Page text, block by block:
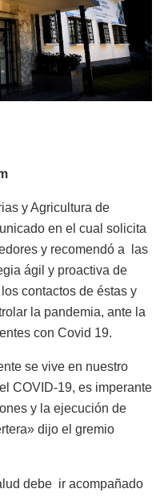
y Agricultura de
en el cual solicita
y recomendó a las
ágil y proactiva de
contactos de éstas y
la pandemia, ante la
con Covid 19.
se vive en nuestro
COVID-19, es imperante
y la ejecución de
dijo el gremio
debe ir acompañado